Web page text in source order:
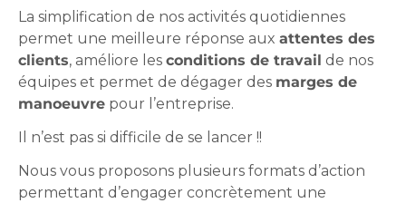
La simplification de nos activités quotidiennes
permet une meilleure réponse aux attentes des
clients, améliore les conditions de travail de nos
équipes et permet de dégager des marges de
manoeuvre pour l’entreprise.
Il n’est pas si difficile de se lancer !!
Nous vous proposons plusieurs formats d’action
permettant d’engager concrètement une